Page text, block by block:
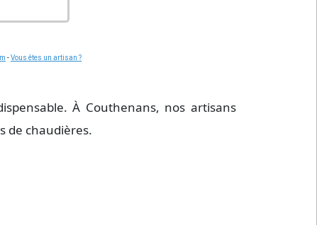
-Vous êtes un artisan ?
À Couthenans, nos artisans
de chaudières.